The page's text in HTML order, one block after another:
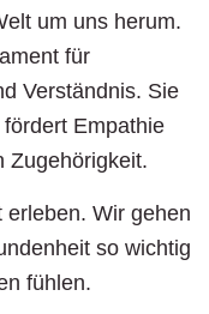
um uns herum.
für
Verständnis. Sie
Empathie
Zugehörigkeit.
erleben. Wir gehen
so wichtig
fühlen.